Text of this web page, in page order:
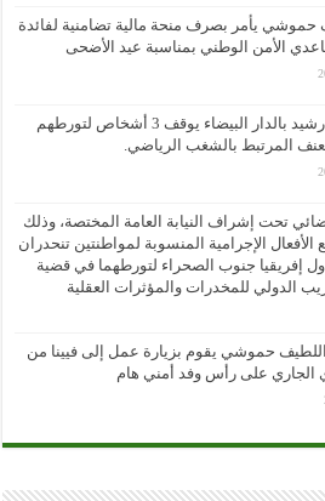
حموشي يأمر بصرف منحة مالية تضامنية لفائدة
الأمن الوطني بمناسبة عيد الأضحى
أمن مولاي رشيد بالدار البيضاء يوقف 3 أشخاص لتورطهم
المرتبط بالشغب الرياضي.
تحت إشراف النيابة العامة المختصة، وذلك
الأفعال الإجرامية المنسوبة لمواطنتين تنحدران
إفريقيا جنوب الصحراء لتورطهما في قضية
الدولي للمخدرات والمؤثرات العقلية
اللطيف حموشي يقوم بزيارة عمل إلى فيينا من